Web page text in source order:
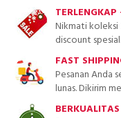
Nikmati koleksi
discount spesial.
FAST
Pesanan Anda
lunas. Dikirim